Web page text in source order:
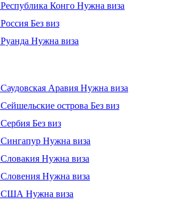
Республика Конго Нужна виза
Россия Без виз
Руанда Нужна виза
Саудовская Аравия Нужна виза
Сейшельские острова Без виз
Сербия Без виз
Сингапур Нужна виза
Словакия Нужна виза
Словения Нужна виза
США Нужна виза